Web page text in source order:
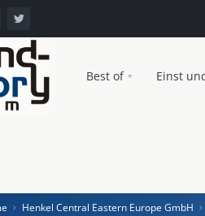
Best of Einst
Henkel Central Eastern Europe GmbH